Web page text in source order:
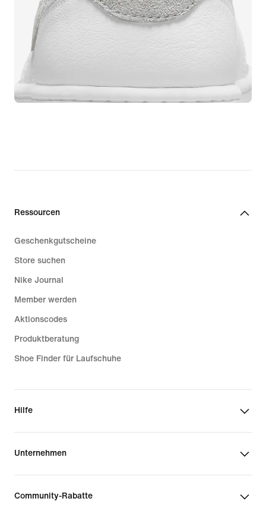
Ressourcen
Geschenkgutscheine
Store suchen
Nike Journal
Member werden
Aktionscodes
Produktberatung
Shoe Finder für Laufschuhe
Hilfe
Unternehmen
Community-Rabatte